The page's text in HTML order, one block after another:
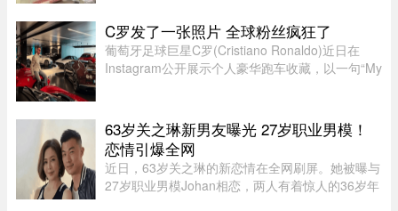
产批次，初步判断为交叉污染导致。召回涉及多种
规格的温和切达奶酪，包 ...
C罗发了一张照片 全球粉丝疯狂了
葡萄牙足球巨星C罗(Cristiano Ronaldo)近日在
Instagram公开展示个人豪华跑车收藏，以一句“My
Royce、McLaren、Bugatti等 ...
63岁关之琳新男友曝光 27岁职业男模！
恋情引爆全网
近日，63岁关之琳的新恋情在全网刷屏。她被曝与
27岁职业男模Johan相恋，两人有着惊人的36岁年